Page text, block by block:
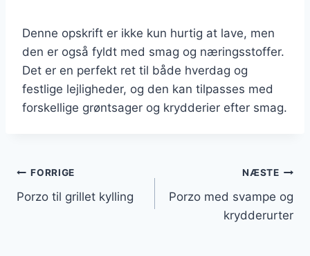
Denne opskrift er ikke kun hurtig at lave, men
den er også fyldt med smag og næringsstoffer.
Det er en perfekt ret til både hverdag og
festlige lejligheder, og den kan tilpasses med
forskellige grøntsager og krydderier efter smag.
Indlægsnavigation
FORRIGE
Porzo til grillet kylling
NÆSTE
Porzo med svampe og
krydderurter